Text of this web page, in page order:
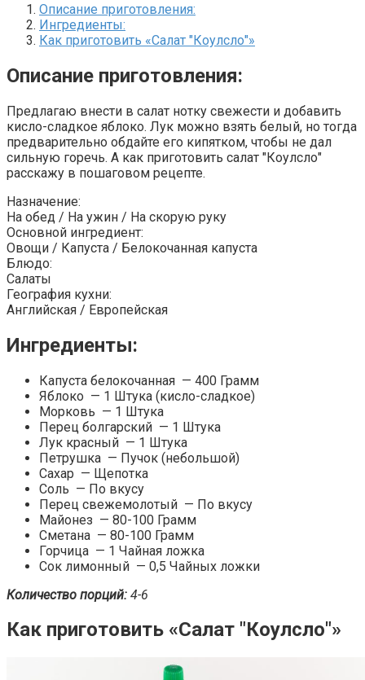
Описание приготовления:
Ингредиенты:
Как приготовить «Салат "Коулсло"»
Описание приготовления:
Предлагаю внести в салат нотку свежести и добавить
кисло-сладкое яблоко. Лук можно взять белый, но тогда
предварительно обдайте его кипятком, чтобы не дал
сильную горечь. А как приготовить салат "Коулсло"
расскажу в пошаговом рецепте.
Назначение:
На обед / На ужин / На скорую руку
Основной ингредиент:
Овощи / Капуста / Белокочанная капуста
Блюдо:
Салаты
География кухни:
Английская / Европейская
Ингредиенты:
Капуста белокочанная — 400 Грамм
Яблоко — 1 Штука (кисло-сладкое)
Морковь — 1 Штука
Перец болгарский — 1 Штука
Лук красный — 1 Штука
Петрушка — Пучок (небольшой)
Сахар — Щепотка
Соль — По вкусу
Перец свежемолотый — По вкусу
Майонез — 80-100 Грамм
Сметана — 80-100 Грамм
Горчица — 1 Чайная ложка
Сок лимонный — 0,5 Чайных ложки
Количество порций: 4-6
Как приготовить «Салат "Коулсло"»